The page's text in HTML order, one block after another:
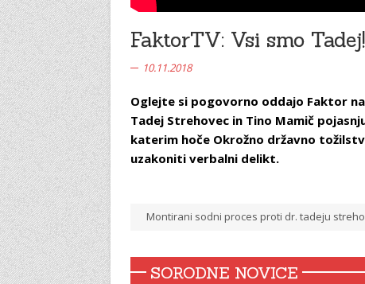
FaktorTV: Vsi smo
10.11.2018
Oglejte si pogovorno oddajo Faktor
Tadej Strehovec in Tino Mamič
katerim hoče Okrožno državno
uzakoniti verbalni delikt.
Montirani sodni proces proti dr. tadeju
SORODNE NOVICE